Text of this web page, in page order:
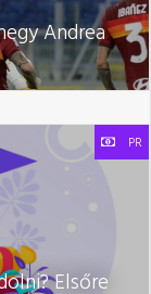
Andrea
PR
Elsőre